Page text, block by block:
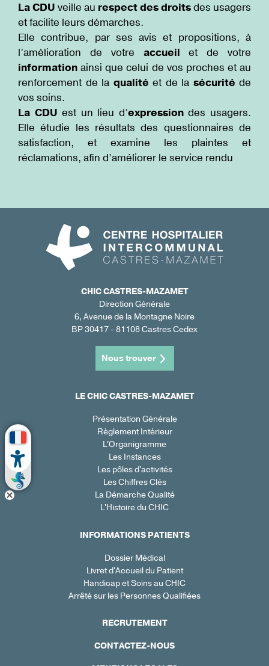
La CDU veille au respect des droitsdes usagers
et facilite leurs démarches.
Elle contribue, par ses avis et propositions, à
l’amélioration de votre accueilet de votre
informationainsi que celui de vos proches et au
renforcement de la qualité et de la sécurité de
vos soins.
La CDU est un lieu d’expressiondes usagers.
Elle étudie les résultats des questionnaires de
satisfaction, et examine les plaintes et
réclamations, afin d’améliorer le service rendu
CHIC CASTRES-MAZAMET
Direction Générale
6, Avenue de la Montagne Noire
BP 30417 - 81108 Castres Cedex
Nous trouver
LE CHIC CASTRES-MAZAMET
Présentation Générale
Règlement Intérieur
L'Organigramme
Les Instances
Les pôles d'activités
Les Chiffres Clés
La Démarche Qualité
L'Histoire du CHIC
INFORMATIONS PATIENTS
Dossier Médical
Livret d'Accueil du Patient
Handicap et Soins au CHIC
Arrêté sur les Personnes Qualifiées
RECRUTEMENT
CONTACTEZ-NOUS